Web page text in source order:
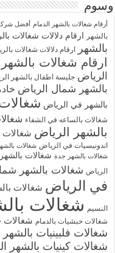
وسوم
أرقام شغالات بالشهر الدمام أفضل شركة
بالشهر
ارقام دلالات شغالات
بالشهر
ارقام دلالات شغالات
ارقام شغالات
الرياض جليسة اطفال بالشهر
بالشهر شمال الرياض
بالشهر في الرياض
شغالات بالساعه في الشفاء شغالات
بالشهر الرياض شغالات
اندونيسيات في الرياض شغالات
شغالات بالشهر جدة شغالات
الرياض شغالات بالشهر
في الرياض شغالات
النسيم شغالات بالشهر ١٥٠٠
شغالات حبشيات بالدمام شغالات
شغالات فلبينيات بالشهر
شغالات كينيات بالشهر